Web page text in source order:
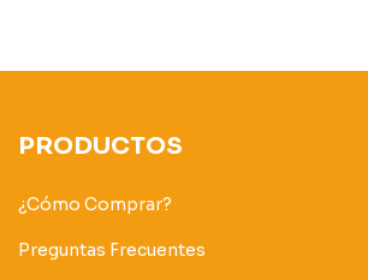
PRODUCTOS
¿Cómo Comprar?
Preguntas Frecuentes